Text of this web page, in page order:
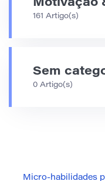
Motivação
161 Artigo(s)
Sem
0 Artigo(s)
Micro-habilidades